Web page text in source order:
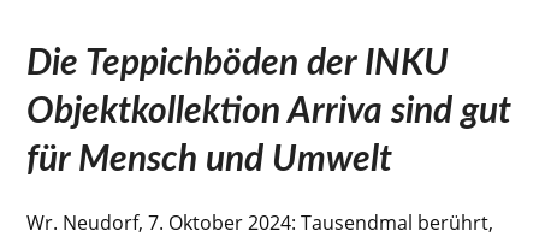
Die Teppichböden der INKU
Objektkollektion Arriva sind gut
für Mensch und Umwelt
Wr. Neudorf, 7. Oktober 2024: Tausendmal berührt,